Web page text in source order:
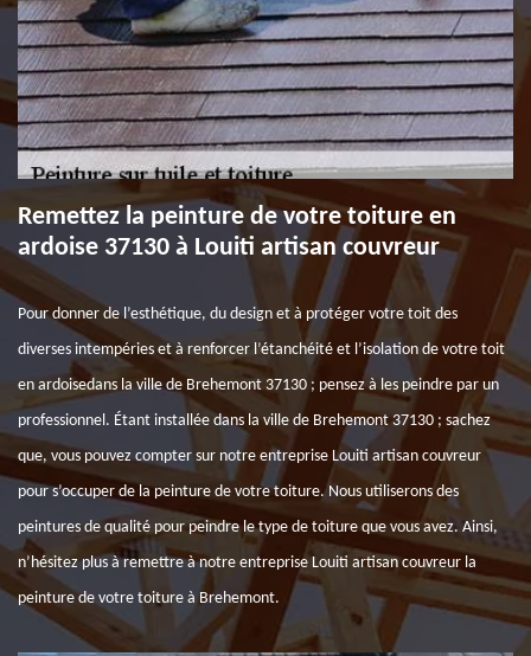
Remettez la peinture de votre toiture en
ardoise 37130 à Louiti artisan couvreur
Pour donner de l’esthétique, du design et à protéger votre toit des
diverses intempéries et à renforcer l’étanchéité et l’isolation de votre toit
en ardoisedans la ville de Brehemont 37130 ; pensez à les peindre par un
professionnel. Étant installée dans la ville de Brehemont 37130 ; sachez
que, vous pouvez compter sur notre entreprise Louiti artisan couvreur
pour s’occuper de la peinture de votre toiture. Nous utiliserons des
peintures de qualité pour peindre le type de toiture que vous avez. Ainsi,
n’hésitez plus à remettre à notre entreprise Louiti artisan couvreur la
peinture de votre toiture à Brehemont.